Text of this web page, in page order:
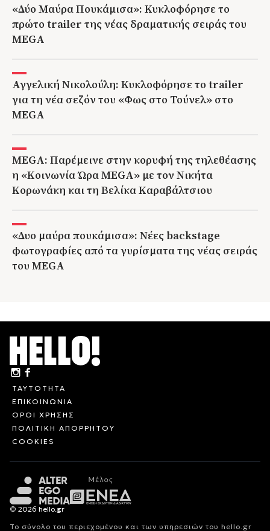
«Δύο Μαύρα Πουκάμισα»: Κυκλοφόρησε το
πρώτο trailer της νέας δραματικής σειράς του
MEGA
Αγγελική Νικολούλη: Κυκλοφόρησε το trailer
για τη νέα σεζόν του «Φως στο Τούνελ» στο
MEGA
MEGA: Παρέμεινε στην κορυφή της τηλεθέασης
η «Κοινωνία Ώρα MEGA» με τον Νικήτα
Κορωνάκη και τη Βελίκα Καραβάλτσιου
«Δυο μαύρα πουκάμισα»: Νέες backstage
φωτογραφίες από τα γυρίσματα της νέας σειράς
του MEGA
ΤΑΥΤΟΤΗΤΑ
ΕΠΙΚΟΙΝΩΝΙΑ
ΟΡΟΙ ΧΡΗΣΗΣ
ΠΟΛΙΤΙΚΗ ΑΠΟΡΡΗΤΟΥ
COOKIES
© 2026 hello.gr
Το σύνολο του περιεχομένου και των υπηρεσιών του hello.gr